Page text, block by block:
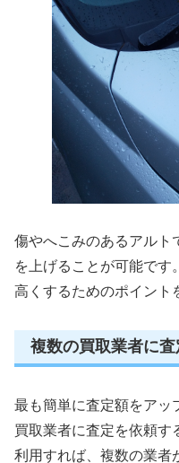
傷やへこみのあるアルト
を上げることが可能です
高くするためのポイント
複数の買取業者に
最も簡単に査定額をアッ
買取業者に査定を依頼す
利用すれば、複数の業者